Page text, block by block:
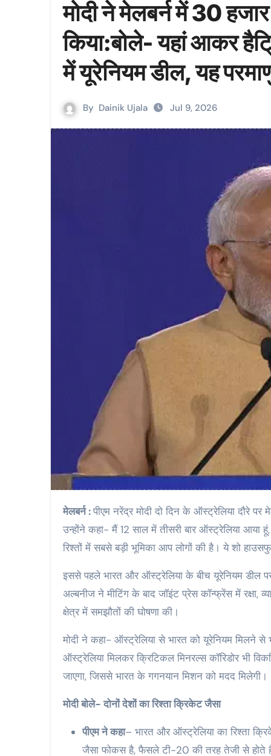
मोदी ने मेलबर्न में 30
किया:बोले- यहां आकर
में यूरेनियम डील, यह
By Dainik Ujala Jul 9, 2026
मेलबर्न :पीएम नरेंद्र मोदी दो दिन के ऑस्ट्रेलिया दौरे पर
उन्होंने कहा- मैं 12 साल में तीसरी बार ऑस्ट्रेलिया आया
रिश्तों में सबसे बड़ी भूमिका आप लोगों की है। ये शो
इससे पहले भारत और ऑस्ट्रेलिया के बीच यूरेनियम डील
अल्बनीज ने मीटिंग के बाद जॉइंट प्रेस कॉन्फ्रेंस में रक्षा,
क्षेत्र में समझौतों की घोषणा की।
मोदी ने कहा- ऑस्ट्रेलिया से भारत को यूरेनियम मिलने
ऑस्ट्रेलिया मिलकर क्रिटिकल मिनरल्स कॉरिडोर भी
जाएगा, जिससे भारत के गगनयान मिशन को मदद मिलेगी।
मोदी बोले- दोनों देशों का रिश्ता क्रिकेट जैसा
पीएम ने कहा– भारत और ऑस्ट्रेलिया का रिश्ता
जैसा फोकस है, फैसले टी-20 की तरह तेजी से होते